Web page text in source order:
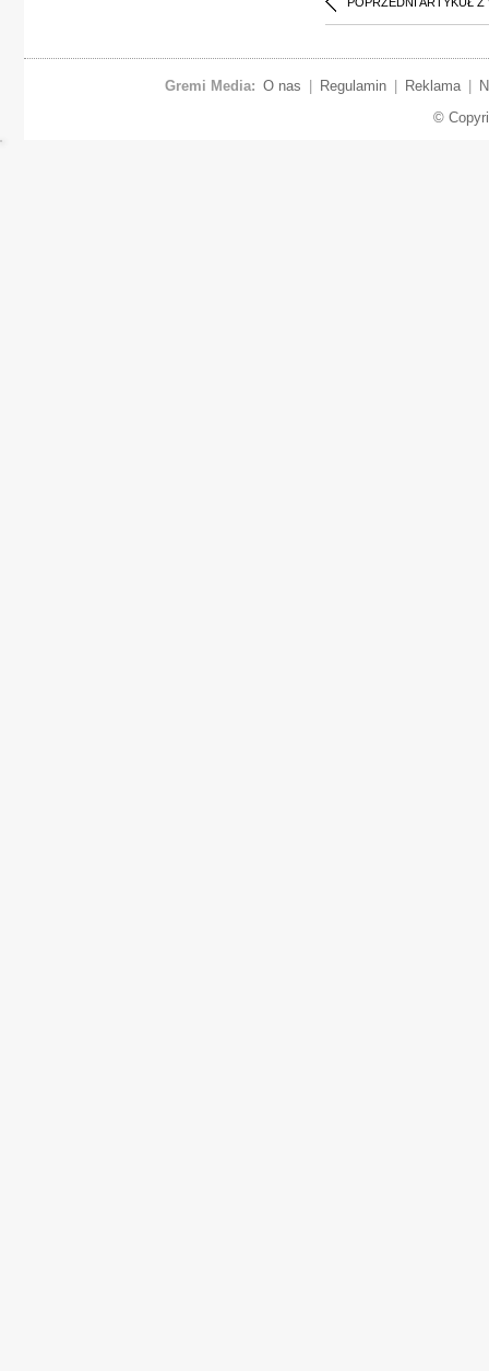
Gremi Media: O nas Regulamin Reklama
©